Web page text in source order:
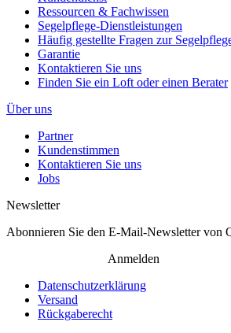
Ressourcen & Fachwissen
Segelpflege-Dienstleistungen
Häufig gestellte Fragen zur
Garantie
Kontaktieren Sie uns
Finden Sie ein Loft oder einen Berater
Über uns
Partner
Kundenstimmen
Kontaktieren Sie uns
Jobs
Newsletter
Abonnieren Sie den E-Mail-Newsletter von
Anmelden
Datenschutzerklärung
Versand
Rückgaberecht